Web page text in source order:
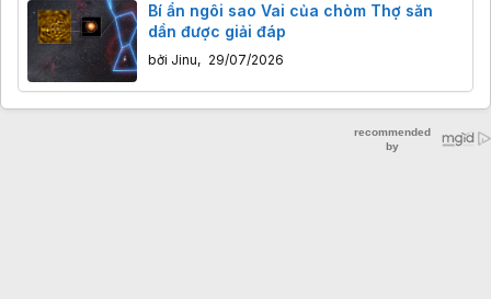
Bí ẩn ngôi sao Vai của chòm Thợ săn
dần được giải đáp
bởi Jinu, 29/07/2026